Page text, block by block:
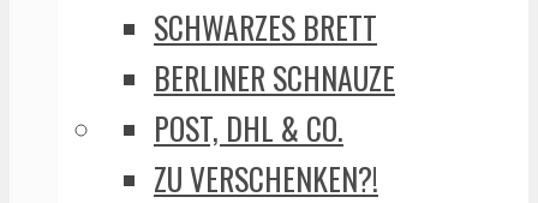
SCHWARZES BRETT
BERLINER SCHNAUZE
POST, DHL & CO.
ZU VERSCHENKEN?!